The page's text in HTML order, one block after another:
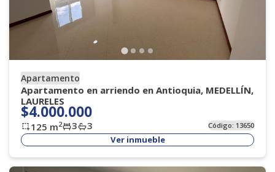
Apartamento
Apartamento en arriendo en Antioquia, MEDELLÍN,
LAURELES
$4.000.000
125 m2 3 3 Código: 13650
Ver inmueble